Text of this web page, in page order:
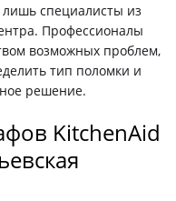
лишь специалисты из
Профессионалы
возможных проблем,
тип поломки и
решение.
KitchenAid